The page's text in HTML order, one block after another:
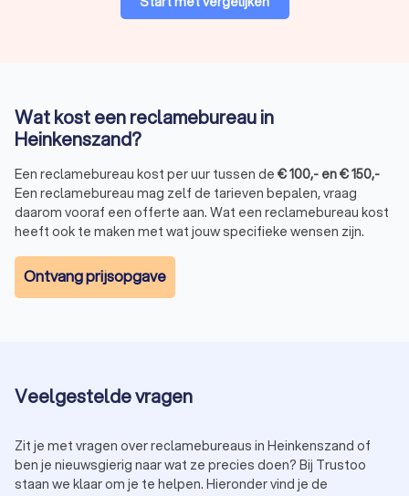
en communicatieplannen.
Strategie en positionering:een duidelijke groeistrategie
voor je bedrijf.
Website- en app-ontwikkeling:
en mobiele applicaties.
TV- en radioreclame:effectieve campagnes via
traditionele media.
Hoe kies je het beste reclamebureau in
Heinkenszand?
krijgen van de kwaliteit.
aansluit bij jouw wensen.
Budget:kies een bureau dat binnen je budget past
zonder in te leveren op kwaliteit.
Wat kost een reclamebureau in
Heinkenszand?
Een reclamebureau kost per uur tussen de €100,- en€150,-
Een reclamebureau mag zelf de tarieven bepalen, vraag
daarom vooraf een offerte aan. Wat een reclamebureau kost
heeft ook te maken met wat jouw specifieke wensen zijn.
Ontvang prijsopgave
Veelgestelde vragen
Zit je met vragen over reclamebureaus in Heinkenszand of
ben je nieuwsgierig naar wat ze precies doen? Bij Trustoo
staan we klaar om je te helpen. Hieronder vind je de